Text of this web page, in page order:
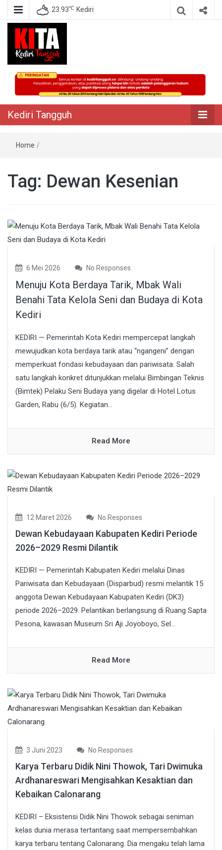
23.93℃ Kediri
Kediri Tangguh
Berita Akurat Terpercaya
Kediri Tangguh
Home /
Tag: Dewan Kesenian
6 Mei 2026 No Responses
Menuju Kota Berdaya Tarik, Mbak Wali
Benahi Tata Kelola Seni dan Budaya di Kota
Kediri
KEDIRI — Pemerintah Kota Kediri mempercepat langkah
mewujudkan kota berdaya tarik atau “ngangeni” dengan
memperkuat fondasi kebudayaan dan pariwisata. Salah
satu langkah konkret ditunjukkan melalui Bimbingan Teknis
(Bimtek) Pelaku Seni Budaya yang digelar di Hotel Lotus
Garden, Rabu (6/5). Kegiatan...
Read More
12 Maret 2026 No Responses
Dewan Kebudayaan Kabupaten Kediri Periode
2026–2029 Resmi Dilantik
KEDIRI — Pemerintah Kabupaten Kediri melalui Dinas
Pariwisata dan Kebudayaan (Disparbud) resmi melantik 15
anggota Dewan Kebudayaan Kabupaten Kediri (DK3)
periode 2026–2029. Pelantikan berlangsung di Ruang Sapta
Pesona, kawasan Museum Sri Aji Joyoboyo, Sel...
Read More
3 Juni 2023 No Responses
Karya Terbaru Didik Nini Thowok, Tari Dwimuka
Ardhanareswari Mengisahkan Kesaktian dan
Kebaikan Calonarang
KEDIRI – Eksistensi Didik Nini Thowok sebagai seniman
kelas dunia merasa tertantang saat mempersembahkan
karya terbaru tentang Calonarang. Dia mengaku telah lama